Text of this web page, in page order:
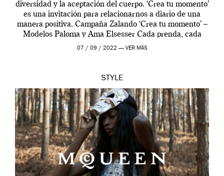
diversidad y la aceptación del cuerpo. ‘Crea tu momento’
es una invitación para relacionarnos a diario de una
manera positiva. Campaña Zalando ‘Crea tu momento’ –
Modelos Paloma y Ama Elsesser Cada prenda, cada
outfit, cada momento, caracteriza […]
07 / 09 / 2022 — VER MÁS
STYLE